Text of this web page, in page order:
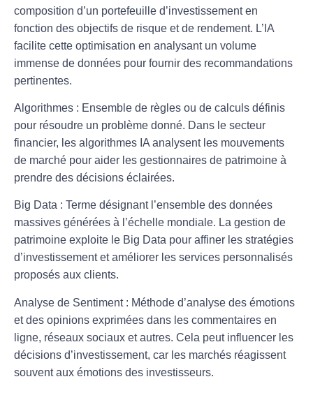
composition d’un portefeuille d’investissement en
fonction des objectifs de risque et de rendement. L’IA
facilite cette optimisation en analysant un volume
immense de données pour fournir des recommandations
pertinentes.
Algorithmes : Ensemble de règles ou de calculs définis
pour résoudre un problème donné. Dans le secteur
financier, les algorithmes IA analysent les mouvements
de marché pour aider les gestionnaires de patrimoine à
prendre des décisions éclairées.
Big Data : Terme désignant l’ensemble des données
massives générées à l’échelle mondiale. La gestion de
patrimoine exploite le Big Data pour affiner les stratégies
d’investissement et améliorer les services personnalisés
proposés aux clients.
Analyse de Sentiment: Méthode d’analyse des émotions
et des opinions exprimées dans les commentaires en
ligne, réseaux sociaux et autres. Cela peut influencer les
décisions d’investissement, car les marchés réagissent
souvent aux émotions des investisseurs.